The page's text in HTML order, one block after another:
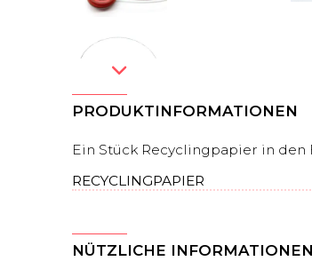
PRODUKTINFORMATIONEN
Ein Stück Recyclingpapier in den
RECYCLINGPAPIER
NÜTZLICHE INFORMATIONEN